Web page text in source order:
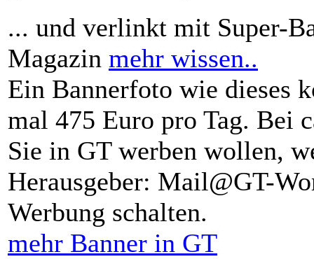
... und verlinkt mit Super-
Magazin mehr wissen..
Ein Bannerfoto wie dieses
mal 475 Euro pro Tag. Bei
Sie in GT werben wollen,
Herausgeber: Mail@GT-
Werbung schalten.
mehr Banner in GT